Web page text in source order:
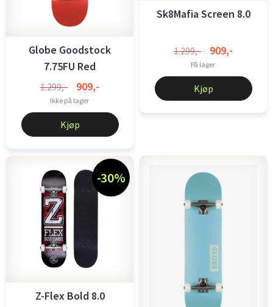
Globe Goodstock
7.75FU Red
1.299,- 909,-
Ikke på lager
Kjøp
Sk8Mafia Screen 8.0
1.299,- 909,-
På lager
Kjøp
-30%
Z-Flex Bold 8.0